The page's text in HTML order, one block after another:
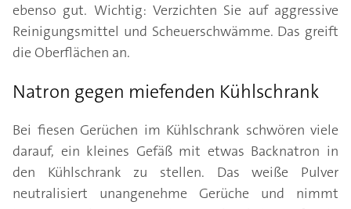
ebenso gut. Wichtig: Verzichten Sie auf aggressive
Reinigungsmittel und Scheuerschwämme. Das greift
die Oberflächen an.
Natron gegen miefenden Kühlschrank
Bei fiesen Gerüchen im Kühlschrank schwören viele
darauf, ein kleines Gefäß mit etwas Backnatron in
den Kühlschrank zu stellen. Das weiße Pulver
neutralisiert unangenehme Gerüche und nimmt